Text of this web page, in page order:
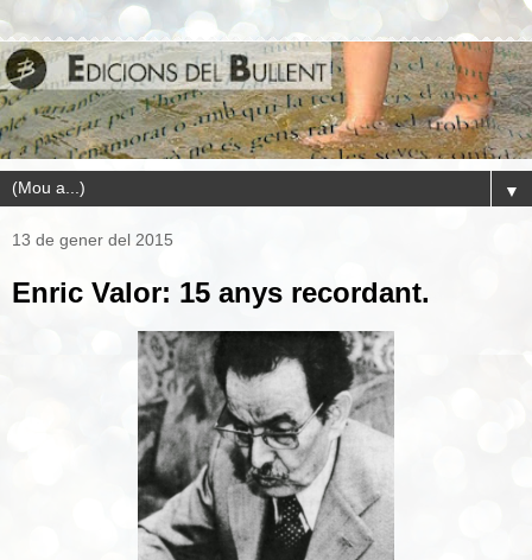
▼
13 de gener del 2015
Enric Valor: 15 anys recordant.